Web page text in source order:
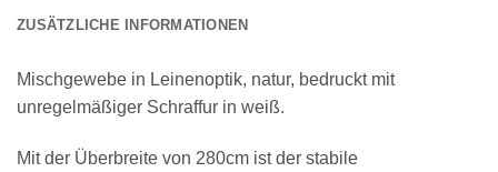
ZUSÄTZLICHE INFORMATIONEN
Mischgewebe in Leinenoptik, natur, bedruckt mit
unregelmäßiger Schraffur in weiß.
Mit der Überbreite von 280cm ist der stabile